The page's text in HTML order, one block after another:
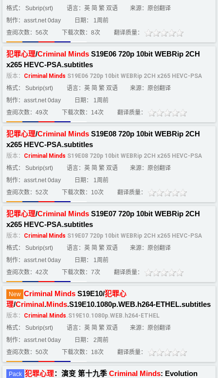
格式： Subrip(srt)
语言：英 简 繁 双语
来源：原创翻译
制作：assrt.net 0day
日期： 1周前
查阅次数：56次
下载次数：8次 翻译质量：
犯罪心理/Criminal Minds S19E06 720p 10bit WEBRip 2CH
x265 HEVC-PSA.subtitles
版本： Criminal Minds S19E06 720p 10bit WEBRip 2CH x265 HEVC-PSA
格式： Subrip(srt)
语言：英 简 繁 双语
来源：原创翻译
制作：assrt.net 0day
日期： 1周前
查阅次数：49次
下载次数：14次 翻译质量：
犯罪心理/Criminal Minds S19E08 720p 10bit WEBRip 2CH
x265 HEVC-PSA.subtitles
版本： Criminal Minds S19E08 720p 10bit WEBRip 2CH x265 HEVC-PSA
格式： Subrip(srt)
语言：英 简 繁 双语
来源：原创翻译
制作：assrt.net 0day
日期： 1周前
查阅次数：52次
下载次数：10次 翻译质量：
犯罪心理/Criminal Minds S19E07 720p 10bit WEBRip 2CH
x265 HEVC-PSA.subtitles
版本： Criminal Minds S19E07 720p 10bit WEBRip 2CH x265 HEVC-PSA
格式： Subrip(srt)
语言：英 简 繁 双语
来源：原创翻译
制作：assrt.net 0day
日期： 1周前
查阅次数：42次
下载次数：7次 翻译质量：
New Criminal Minds S19E10/犯罪心
理/Criminal .Minds.S19E10.1080p.WEB.h264-ETHEL.subtitles
版本： Criminal . Minds.S19E10.1080p.WEB.h264-ETHEL
格式： Subrip(srt)
语言：英 简 繁 双语
来源：原创翻译
制作：assrt.net 0day
日期： 2周前
查阅次数：50次
下载次数：18次 翻译质量：
Pack 犯罪心理：演变 第十九季 Criminal Minds: Evolution